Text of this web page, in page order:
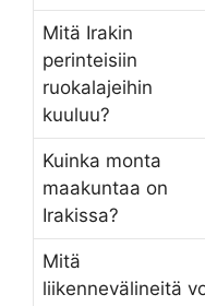
Mitä Irakin
perinteisiin
ruokalajeihin
kuuluu?
Kuinka monta
maakuntaa on
Irakissa?
Mitä
liikennevälineitä